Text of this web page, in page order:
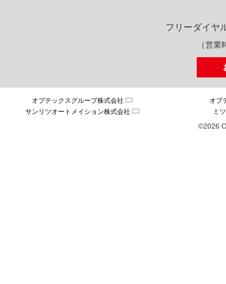
フリーダイヤ
（営
オプテックスグループ株式会社
オプ
サンリツオートメイション株式会社
ミ
©2026